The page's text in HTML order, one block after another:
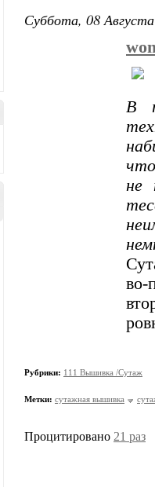
Суббота, 08
В
не
Рубрики: 111 Вышивка /Сутаж
Метки: сутажная вышивка
Процитировано 21 раз